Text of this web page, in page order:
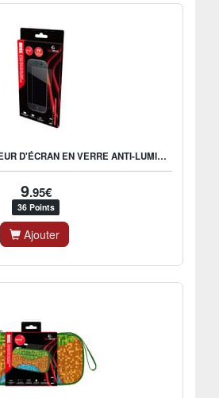
EGOGEAR - PROTECTEUR D'ÉCRAN EN VERRE ANTI-LUMIÈRE BLEUE SPR15 POUR NINTENDO SWITCH 2 (2 PCS)
9.95€
36 Points
Ajouter